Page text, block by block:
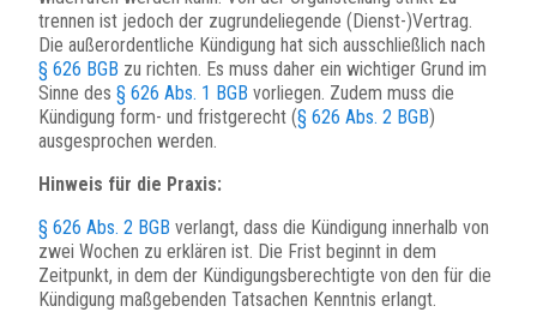
trennen ist jedoch der zugrundeliegende (Dienst-)Vertrag.
Die außerordentliche Kündigung hat sich ausschließlich nach
§ 626 BGB zu richten. Es muss daher ein wichtiger Grund im
Sinne des § 626 Abs. 1 BGB vorliegen. Zudem muss die
Kündigung form- und fristgerecht (§ 626 Abs. 2 BGB)
ausgesprochen werden.
Hinweis für die Praxis:
§ 626 Abs. 2 BGB verlangt, dass die Kündigung innerhalb von
zwei Wochen zu erklären ist. Die Frist beginnt in dem
Zeitpunkt, in dem der Kündigungsberechtigte von den für die
Kündigung maßgebenden Tatsachen Kenntnis erlangt.